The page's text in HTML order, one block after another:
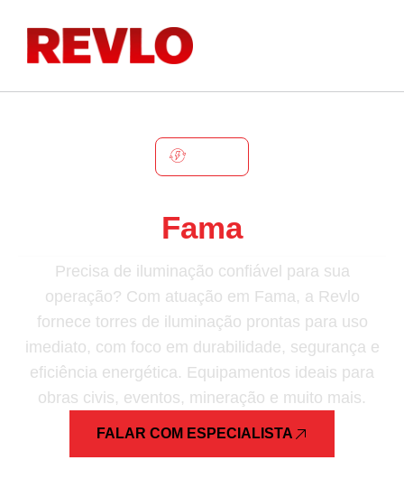
Fama
Precisa de iluminação confiável para sua
operação? Com atuação em Fama, a Revlo
fornece torres de iluminação prontas para uso
imediato, com foco em durabilidade, segurança e
eficiência energética. Equipamentos ideais para
obras civis, eventos, mineração e muito mais.
FALAR COM ESPECIALISTA